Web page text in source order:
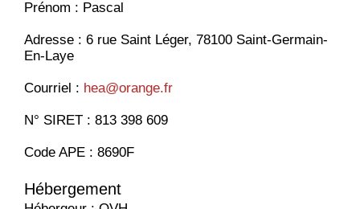
Prénom : Pascal
Adresse : 6 rue Saint Léger, 78100 Saint-Germain-
En-Laye
Courriel : hea@orange.fr
N° SIRET : 813 398 609
Code APE : 8690F
Hébergement